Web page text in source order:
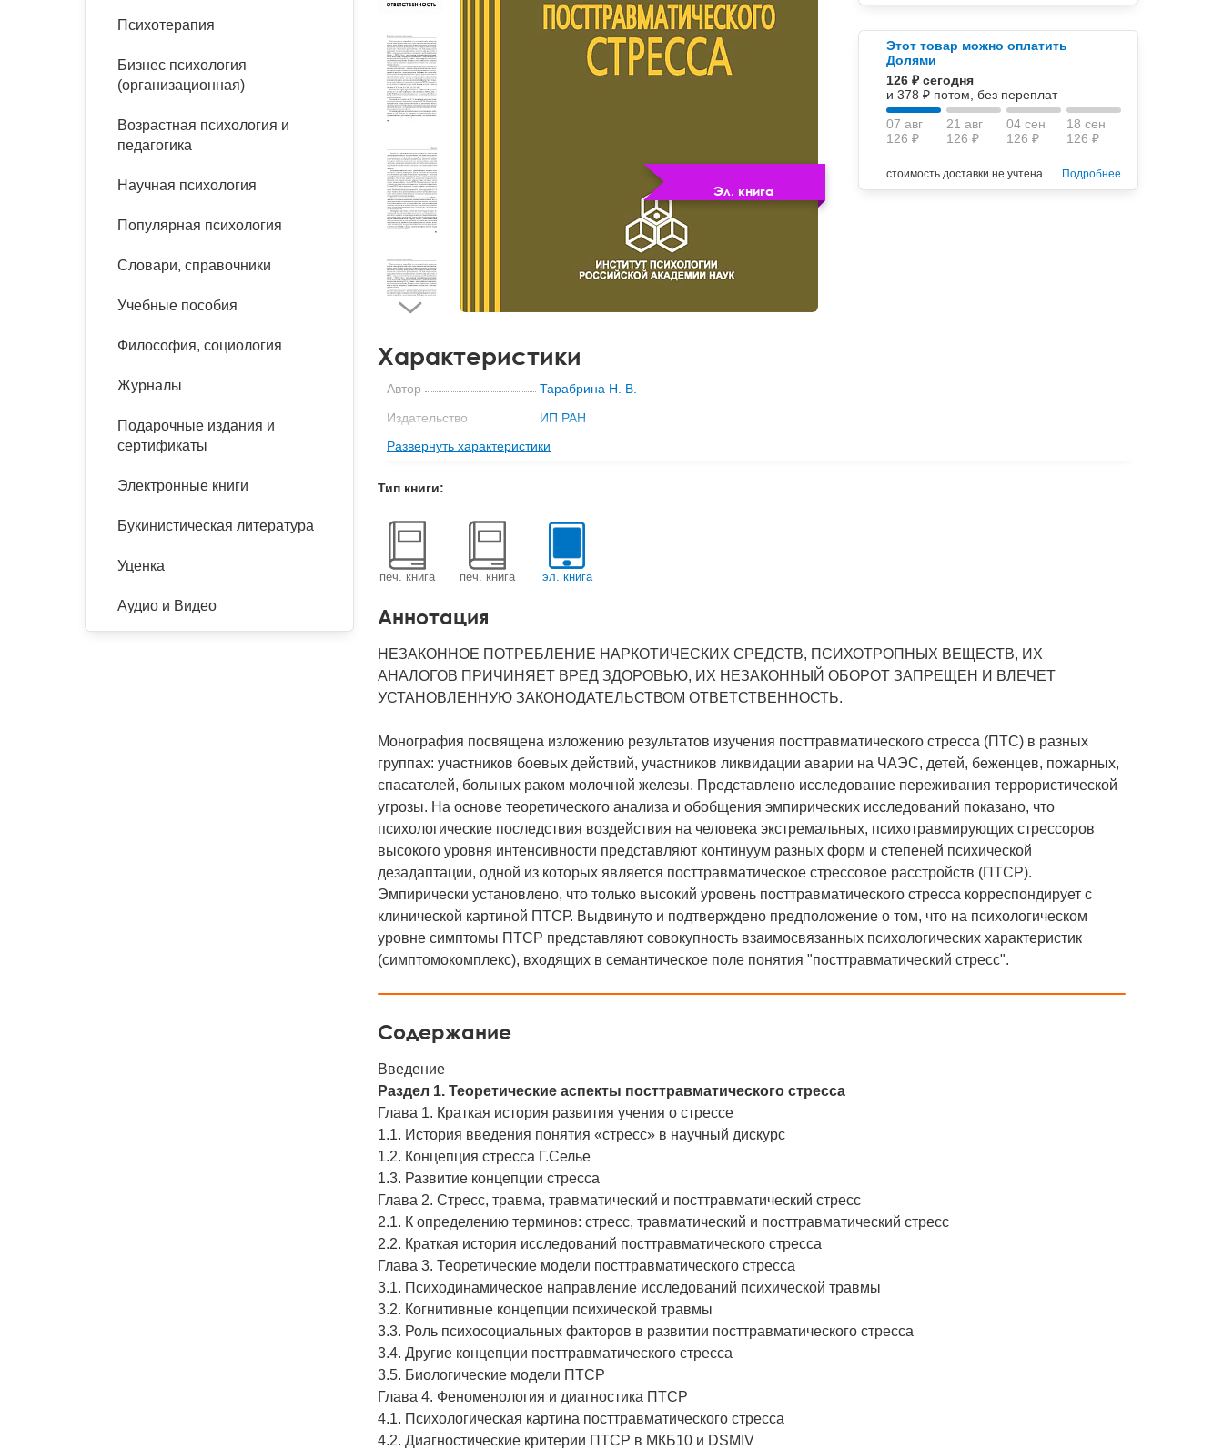
Расстройства пищевого
Тревожные расстройства,
Песочная терапия
Психодрама
Сказкотерапия
Другие направления
психотерапии
Классический, эриксоновский
Психология труда и
Психофизиология
Социальная психология
Социальная и
Учебная литература
Классический и юнгианский
Эл. книга
Этот товар можно оплатить
Долями
126 ₽ сегодня
и 378 ₽ потом, без переплат
07 авг
126 ₽
21 авг
126 ₽
04 сен
126 ₽
18 сен
126 ₽
стоимость доставки не учтена Подробнее
Характеристики
Автор
Тарабрина Н. В.
Издательство
ИП РАН
Вес
0.1 кг
ISBN
Код
19849
Развернуть характеристики
Тип книги:
печ. книга печ. книга эл. книга
Аннотация
НЕЗАКОННОЕ ПОТРЕБЛЕНИЕ НАРКОТИЧЕСКИХ СРЕДСТВ, ПСИХОТРОПНЫХ ВЕЩЕСТВ, ИХ
АНАЛОГОВ ПРИЧИНЯЕТ ВРЕД ЗДОРОВЬЮ, ИХ НЕЗАКОННЫЙ ОБОРОТ ЗАПРЕЩЕН И ВЛЕЧЕТ
УСТАНОВЛЕННУЮ ЗАКОНОДАТЕЛЬСТВОМ ОТВЕТСТВЕННОСТЬ.
Монография посвящена изложению результатов изучения посттравматического стресса (ПТС) в разных
группах: участников боевых действий, участников ликвидации аварии на ЧАЭС, детей, беженцев, пожарных,
спасателей, больных раком молочной железы. Представлено исследование переживания террористической
угрозы. На основе теоретического анализа и обобщения эмпирических исследований показано, что
психологические последствия воздействия на человека экстремальных, психотравмирующих стрессоров
высокого уровня интенсивности представляют континуум разных форм и степеней психической
дезадаптации, одной из которых является посттравматическое стрессовое расстройств (ПТСР).
Эмпирически установлено, что только высокий уровень посттравматического стресса корреспондирует с
клинической картиной ПТСР. Выдвинуто и подтверждено предположение о том, что на психологическом
уровне симптомы ПТСР представляют совокупность взаимосвязанных психологических характеристик
(симптомокомплекс), входящих в семантическое поле понятия "посттравматический стресс".
Содержание
Введение
Раздел 1. Теоретические аспекты посттравматического стресса
Глава 1. Краткая история развития учения о стрессе
1.1. История введения понятия «стресс» в научный дискурс
1.2. Концепция стресса Г.Селье
1.3. Развитие концепции стресса
Глава 2. Стресс, травма, травматический и посттравматический стресс
2.1. К определению терминов: стресс, травматический и посттравматический стресс
2.2. Краткая история исследований посттравматического стресса
Глава 3. Теоретические модели посттравматического стресса
3.1. Психодинамическое направление исследований психической травмы
3.2. Когнитивные концепции психической травмы
3.3. Роль психосоциальных факторов в развитии посттравматического стресса
3.4. Другие концепции посттравматического стресса
3.5. Биологические модели ПТСР
Глава 4. Феноменология и диагностика ПТСР
4.1. Психологическая картина посттравматического стресса
4.2. Диагностические критерии ПТСР в МКБ10 и DSMIV
Психотерапия
Бизнес психология
(организационная)
Возрастная психология и
педагогика
Научная психология
Популярная психология
Словари, справочники
Учебные пособия
Философия, социология
Журналы
Подарочные издания и
сертификаты
Электронные книги
Букинистическая литература
Уценка
Аудио и Видео